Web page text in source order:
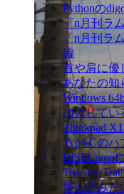
Pythonの
『n月刊ラ
「n月刊ラ
編
首や肩に優
あなたの知
Windows
加入してい
Thinkpad
Type-Cのハ
RISECamp
Treasure
親も読みた